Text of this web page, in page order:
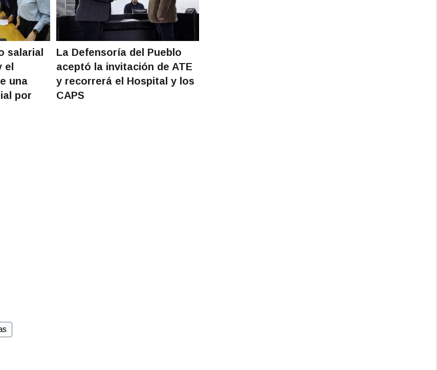
salarial
el
una
por
La Defensoría del Pueblo
aceptó la invitación de ATE
y recorrerá el Hospital y los
CAPS